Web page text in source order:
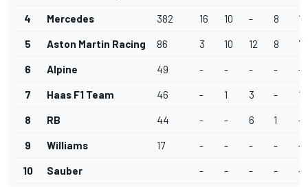
4 Mercedes 382 16 10 - 8 18
5 Aston Martin Racing 86 3 10 12 8 7
6 Alpine 49 - - - - -
7 Haas F1 Team 46 - 1 3 - 1
8 RB 44 - - 6 1 -
9 Williams 17 - - - - -
10 Sauber - - - - -